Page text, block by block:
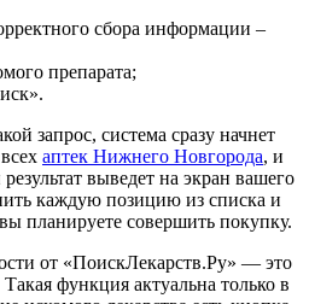
сбора информации –
препарата;
запрос, система сразу начнет
аптек Нижнего Новгорода, и
выведет на экран вашего
каждую позицию из списка и
планируете совершить покупку.
от «ПоискЛекарств.Ру» — это
функция актуальна только в